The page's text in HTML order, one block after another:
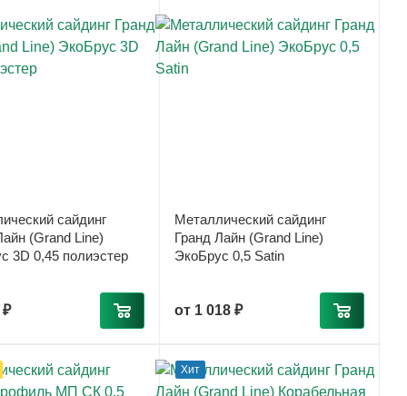
сайдинг
(Grand Line)
3D 0,45 полиэстер
₽
Металлический сайдинг
Гранд Лайн (Grand Line)
ЭкоБрус 0,5 Satin
от 1 018 ₽
Хит